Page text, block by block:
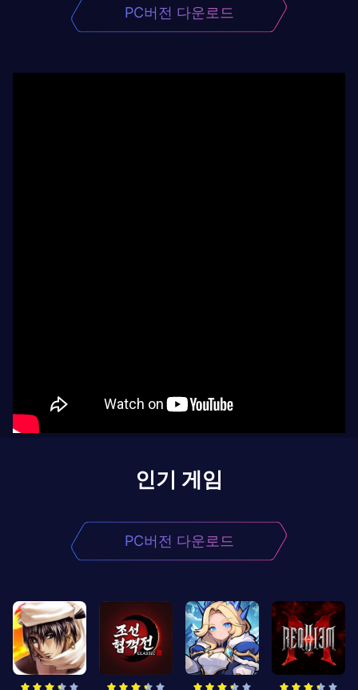
PC버전 다운로드
인기 게임
PC버전 다운로드